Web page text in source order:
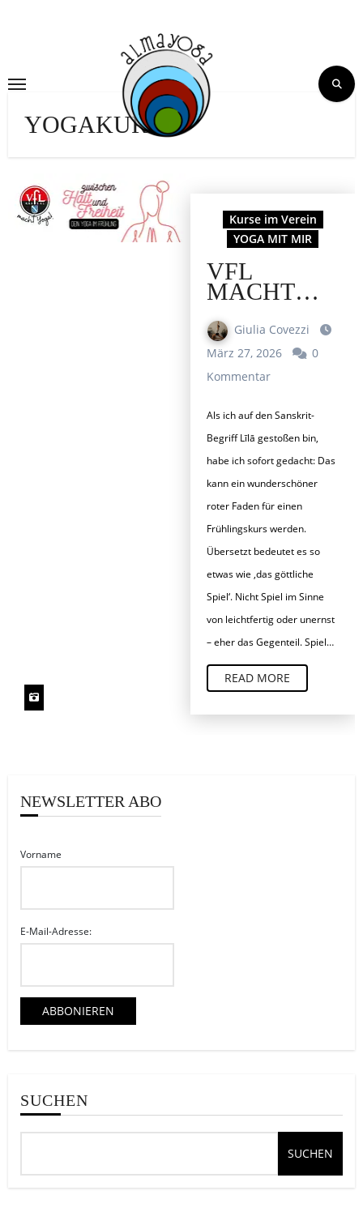
YOGAKURS
Kurse im Verein
YOGA MIT MIR
VFL
MACHT
AUCH IM
FRÜHLING!
Giulia Covezzi
März 27, 2026
0
Kommentar
Als ich auf den Sanskrit-
Begriff Līlā gestoßen bin,
habe ich sofort gedacht: Das
kann ein wunderschöner
roter Faden für einen
Frühlingskurs werden.
Übersetzt bedeutet es so
etwas wie ‚das göttliche
Spiel‘. Nicht Spiel im Sinne
von leichtfertig oder unernst
– eher das Gegenteil. Spiel…
READ MORE
NEWSLETTER ABO
Vorname
E-Mail-Adresse:
SUCHEN
SUCHEN